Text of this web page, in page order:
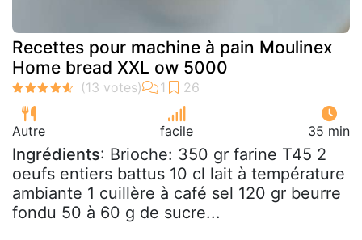
Recettes pour machine à pain Moulinex
Home bread XXL ow 5000
Autre facile 35 min
Ingrédients: Brioche: 350 gr farine T45 2
oeufs entiers battus 10 cl lait à température
ambiante 1 cuillère à café sel 120 gr beurre
fondu 50 à 60 g de sucre...